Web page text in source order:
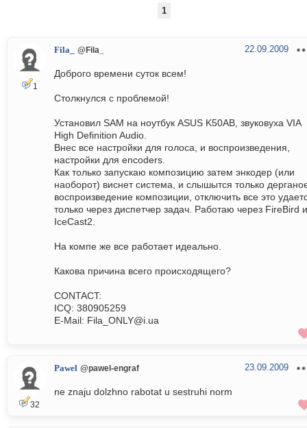
1
1
Fila_ @Fila_ 22.09.2009
Доброго времени суток всем!
Столкнулся с проблемой!
Установил SAM на ноутбук ASUS K50AB, звуковуха VIA
High Definition Audio.
Внес все настройки для голоса, и воспроизведения,
настройки для encoders.
Как только запускаю композицию затем энкодер (или
наоборот) виснет система, и слышытся только
воспроизведение композиции, отключить все это
только через диспетчер задач. Работаю через FireBird и
IceCast2.
На компе же все работает идеально.
Какова причина всего происходящего?
CONTACT:
ICQ: 380905259
E-Mail: Fila_ONLY@i.ua
32
Pawel @pawel-engraf 23.09.2009
ne znaju dolzhno rabotat u sestruhi norm